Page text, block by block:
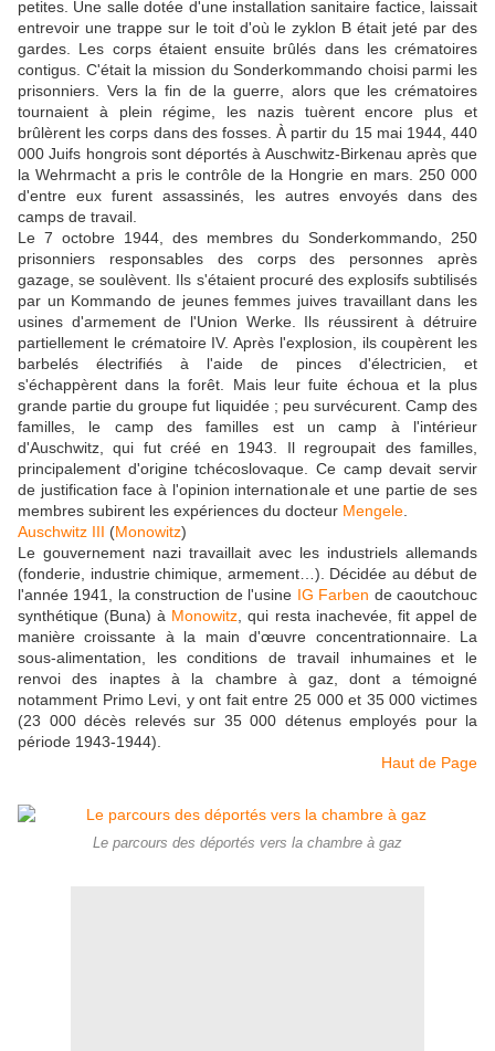
petites. Une salle dotée d'une installation sanitaire factice, laissait
entrevoir une trappe sur le toit d'où le zyklon B était jeté par des
gardes. Les corps étaient ensuite brûlés dans les crématoires
contigus. C'était la mission du Sonderkommando choisi parmi les
prisonniers. Vers la fin de la guerre, alors que les crématoires
tournaient à plein régime, les nazis tuèrent encore plus et
brûlèrent les corps dans des fosses. À partir du 15 mai 1944, 440
000 Juifs hongrois sont déportés à Auschwitz-Birkenau après que
la Wehrmacht a pris le contrôle de la Hongrie en mars. 250 000
d'entre eux furent assassinés, les autres envoyés dans des
camps de travail.
Le 7 octobre 1944, des membres du Sonderkommando, 250
prisonniers responsables des corps des personnes après
gazage, se soulèvent. Ils s'étaient procuré des explosifs subtilisés
par un Kommando de jeunes femmes juives travaillant dans les
usines d'armement de l'Union Werke. Ils réussirent à détruire
partiellement le crématoire IV. Après l'explosion, ils coupèrent les
barbelés électrifiés à l'aide de pinces d'électricien, et
s'échappèrent dans la forêt. Mais leur fuite échoua et la plus
grande partie du groupe fut liquidée ; peu survécurent. Camp des
familles, le camp des familles est un camp à l'intérieur
d'Auschwitz, qui fut créé en 1943. Il regroupait des familles,
principalement d'origine tchécoslovaque. Ce camp devait servir
de justification face à l'opinion internationale et une partie de ses
membres subirent les expériences du docteur Mengele
Auschwitz III (Monowitz)
Le gouvernement nazi travaillait avec les industriels allemands
(fonderie, industrie chimique, armement…). Décidée au début de
l'année 1941, la construction de l'usine IG Farben de caoutchouc
synthétique (Buna) à Monowitz , qui resta inachevée, fit appel de
manière croissante à la main d'œuvre concentrationnaire. La
sous-alimentation, les conditions de travail inhumaines et le
renvoi des inaptes à la chambre à gaz, dont a témoigné
notamment Primo Levi, y ont fait entre 25 000 et 35 000 victimes
(23 000 décès relevés sur 35 000 détenus employés pour la
période 1943-1944).
Haut de Page
Le parcours des déportés vers la chambre à gaz